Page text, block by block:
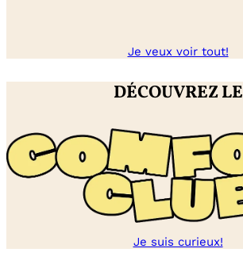
Je veux voir tout!
DÉCOUVREZ LE
Je suis curieux!